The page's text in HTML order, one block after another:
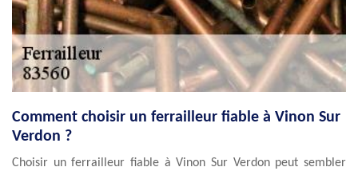
Comment choisir un ferrailleur fiable à Vinon Sur
Verdon ?
Choisir un ferrailleur fiable à Vinon Sur Verdon peut sembler